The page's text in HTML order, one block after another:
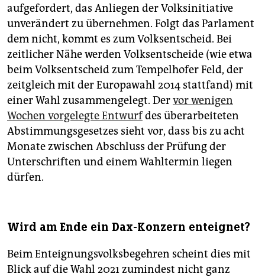
aufgefordert, das Anliegen der Volksinitiative
unverändert zu übernehmen. Folgt das Parlament
dem nicht, kommt es zum Volksentscheid. Bei
zeitlicher Nähe werden Volksentscheide (wie etwa
beim Volksentscheid zum Tempelhofer Feld, der
zeitgleich mit der Europawahl 2014 stattfand) mit
einer Wahl zusammengelegt. Dervor wenigen
Wochen vorgelegte Entwurfdes überarbeiteten
Abstimmungsgesetzes sieht vor, dass bis zu acht
Monate zwischen Abschluss der Prüfung der
Unterschriften und einem Wahltermin liegen
dürfen.
Wird am Ende ein Dax-Konzern enteignet?
Beim Enteignungsvolksbegehren scheint dies mit
Blick auf die Wahl 2021 zumindest nicht ganz